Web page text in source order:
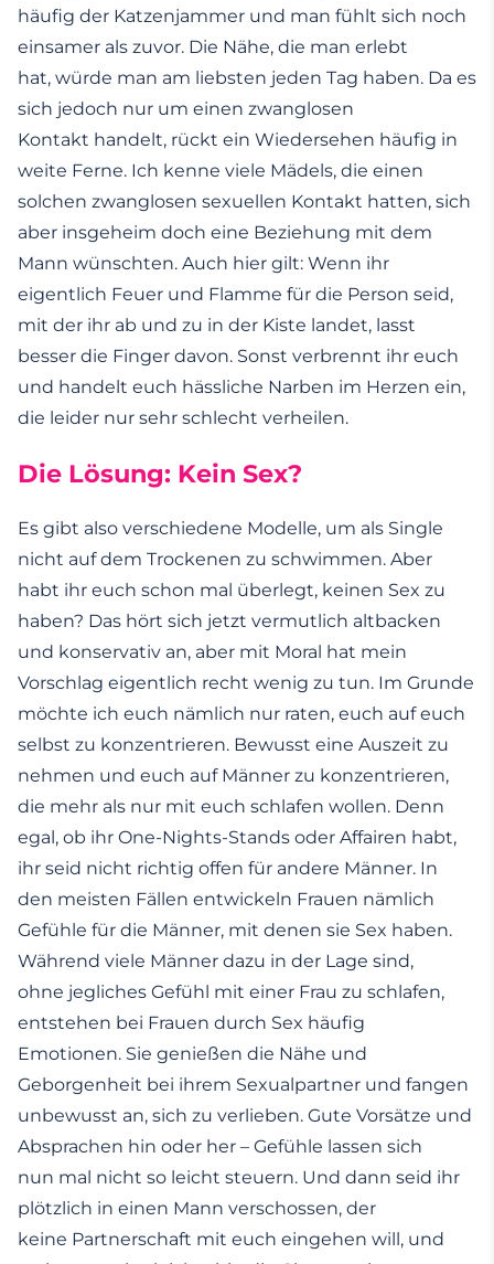
häufig der Katzenjammer und man fühlt sich noch
einsamer als zuvor. Die Nähe, die man erlebt
hat, würde man am liebsten jeden Tag haben. Da es
sich jedoch nur um einen zwanglosen
Kontakt handelt, rückt ein Wiedersehen häufig in
weite Ferne. Ich kenne viele Mädels, die einen
solchen zwanglosen sexuellen Kontakt hatten, sich
aber insgeheim doch eine Beziehung mit dem
Mann wünschten. Auch hier gilt: Wenn ihr
eigentlich Feuer und Flamme für die Person seid,
mit der ihr ab und zu in der Kiste landet, lasst
besser die Finger davon. Sonst verbrennt ihr euch
und handelt euch hässliche Narben im Herzen ein,
die leider nur sehr schlecht verheilen.
Die Lösung: Kein Sex?
Es gibt also verschiedene Modelle, um als Single
nicht auf dem Trockenen zu schwimmen. Aber
habt ihr euch schon mal überlegt, keinen Sex zu
haben? Das hört sich jetzt vermutlich altbacken
und konservativ an, aber mit Moral hat mein
Vorschlag eigentlich recht wenig zu tun. Im Grunde
möchte ich euch nämlich nur raten, euch auf euch
selbst zu konzentrieren. Bewusst eine Auszeit zu
nehmen und euch auf Männer zu konzentrieren,
die mehr als nur mit euch schlafen wollen. Denn
egal, ob ihr One-Nights-Stands oder Affairen habt,
ihr seid nicht richtig offen für andere Männer. In
den meisten Fällen entwickeln Frauen nämlich
Gefühle für die Männer, mit denen sie Sex haben.
Während viele Männer dazu in der Lage sind,
ohne jegliches Gefühl mit einer Frau zu schlafen,
entstehen bei Frauen durch Sex häufig
Emotionen. Sie genießen die Nähe und
Geborgenheit bei ihrem Sexualpartner und fangen
unbewusst an, sich zu verlieben. Gute Vorsätze und
Absprachen hin oder her – Gefühle lassen sich
nun mal nicht so leicht steuern. Und dann seid ihr
plötzlich in einen Mann verschossen, der
keine Partnerschaft mit euch eingehen will, und